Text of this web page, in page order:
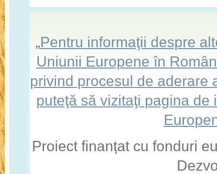
„Pentru informaţii despre
Uniunii Europene în
privind procesul de aderare
puteţă să vizitaţi pagina
Proiect finanțat cu fonduri